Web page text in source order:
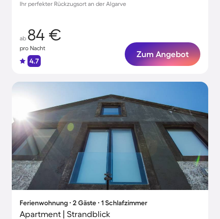
Ihr perfekter Rückzugsort an der Algarve
ab 84 €
pro Nacht
4.7
Zum Angebot
Ferienwohnung ∙ 2 Gäste ∙ 1 Schlafzimmer
Apartment | Strandblick